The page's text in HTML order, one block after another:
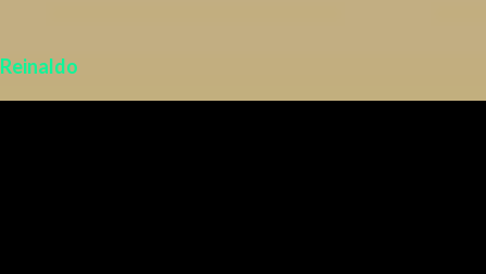
Reinaldo